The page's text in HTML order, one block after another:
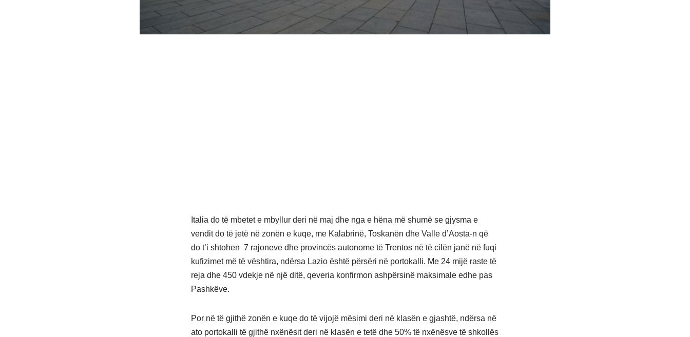
Italia do të mbetet e mbyllur deri në maj dhe nga e hëna më shumë se gjysma e
vendit do të jetë në zonën e kuqe, me Kalabrinë, Toskanën dhe Valle d’Aosta-n që
do t’i shtohen 7 rajoneve dhe provincës autonome të Trentos në të cilën janë në fuqi
kufizimet më të vështira, ndërsa Lazio është përsëri në portokalli. Me 24 mijë raste të
reja dhe 450 vdekje në një ditë, qeveria konfirmon ashpërsinë maksimale edhe pas
Pashkëve.
Por në të gjithë zonën e kuqe do të vijojë mësimi deri në klasën e gjashtë, ndërsa në
ato portokalli të gjithë nxënësit deri në klasën e tetë dhe 50% të nxënësve të shkollës